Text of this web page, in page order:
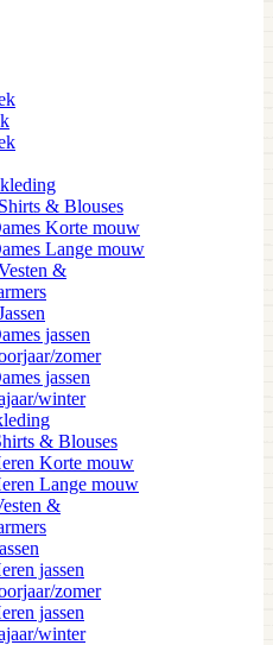
& Blouses
Korte mouw
Lange mouw
&
jassen
zomer
jassen
winter
& Blouses
Korte mouw
Lange mouw
&
jassen
zomer
jassen
winter